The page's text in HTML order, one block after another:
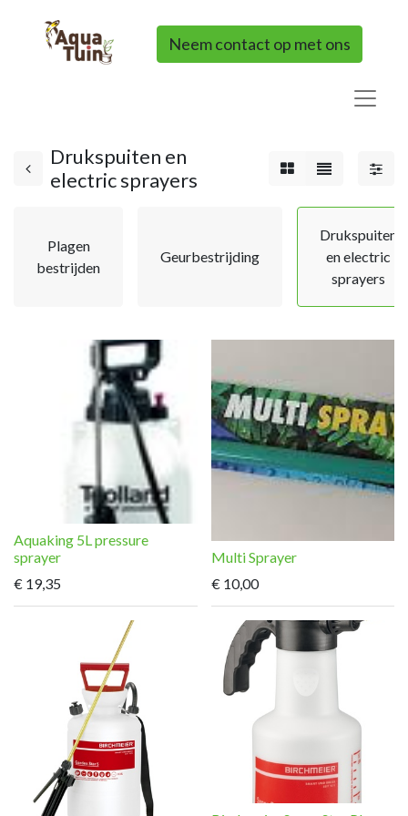
Neem contact op met ons
Drukspuiten en
electric sprayers
Plagen
bestrijden
Geurbestrijding
Drukspuiten
en electric
sprayers
Aquaking 5L pressure
sprayer
€ 19,35
Multi Sprayer
€ 10,00